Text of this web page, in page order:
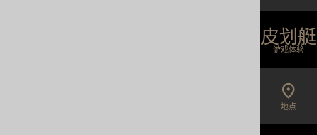
皮划艇
游戏体验
location_on
地点